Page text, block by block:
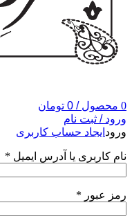
0 محصول /
0 تومان
ورود / ثبت نام
ورود ایجاد حساب کاربری
نام کاربری یا آدرس ایمیل *
رمز عبور *